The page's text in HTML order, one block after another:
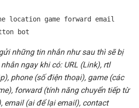
game forward email
bot
những tin nhắn như sau thì sẽ bị
ngay khi có: URL (Link), rtl
phone (số điện thoại), game (các
forward (tính năng chuyển tiếp từ
email (ai để lại email), contact